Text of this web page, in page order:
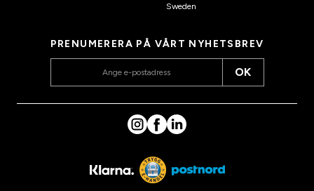
Sweden
PRENUMERERA PÅ VÅRT NYHETSBREV
OK